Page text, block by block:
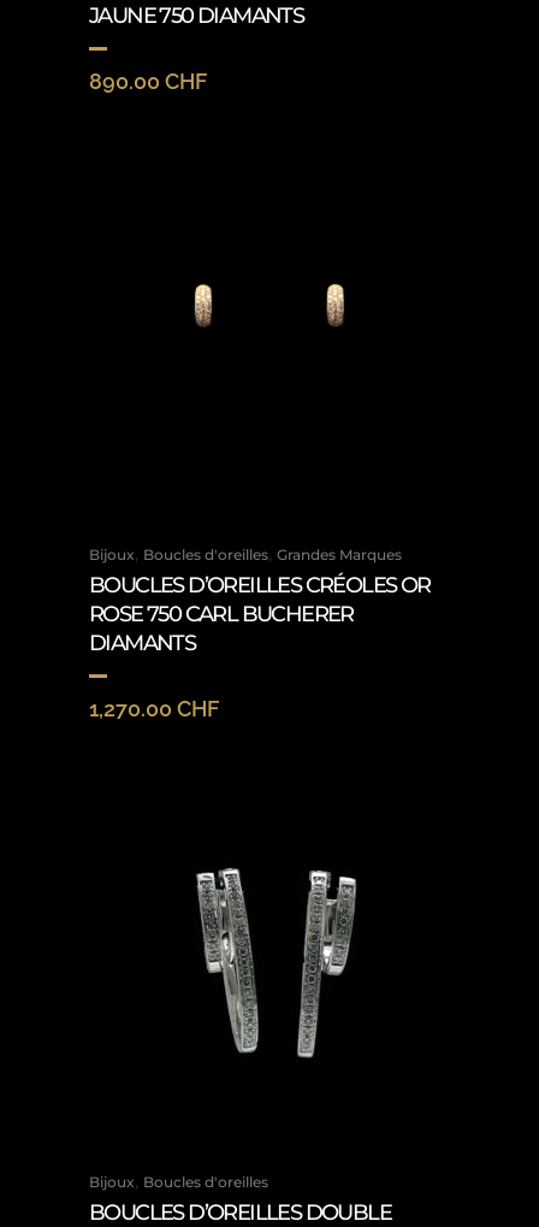
JAUNE 750 DIAMANTS
890.00 CHF
Bijoux, Boucles d'oreilles, Grandes Marques
BOUCLES D’OREILLES CRÉOLES OR
ROSE 750 CARL BUCHERER
DIAMANTS
1,270.00 CHF
Bijoux, Boucles d'oreilles
BOUCLES D’OREILLES DOUBLE